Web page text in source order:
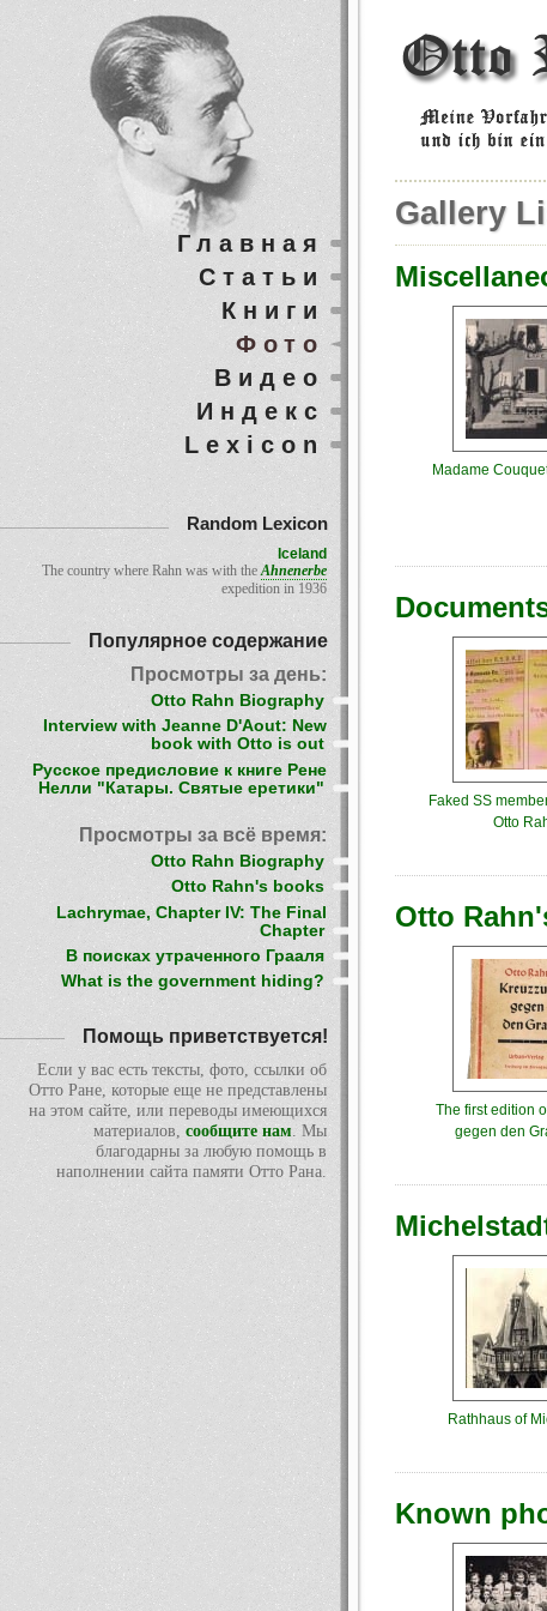
Gallery
Madame
Faked SS
Otto
Otto
The first edition
gegen den
Rathhaus of
Known
Главная
Статьи
Книги
Фото
Видео
Индекс
Lexicon
Random Lexicon
Iceland
The country where Rahn was with theAhnenerbe
expedition in 1936
Популярное содержание
Просмотры за день:
Otto Rahn Biography
Interview with Jeanne D'Aout: New
book with Otto is out
Русское предисловие к книге Рене
Нелли "Катары. Святые еретики"
Просмотры за всё время:
Otto Rahn Biography
Otto Rahn's books
Lachrymae, Chapter IV: The Final
Chapter
В поисках утраченного Грааля
What is the government hiding?
Помощь приветствуется!
Если у вас есть тексты, фото, ссылки об
Отто Ране, которые еще не представлены
на этом сайте, или переводы имеющихся
материалов, сообщите нам. Мы
благодарны за любую помощь в
наполнении сайта памяти Отто Рана.